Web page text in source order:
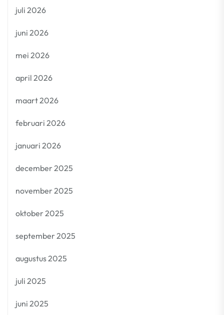
juli 2026
juni 2026
mei 2026
april 2026
maart 2026
februari 2026
januari 2026
december 2025
november 2025
oktober 2025
september 2025
augustus 2025
juli 2025
juni 2025